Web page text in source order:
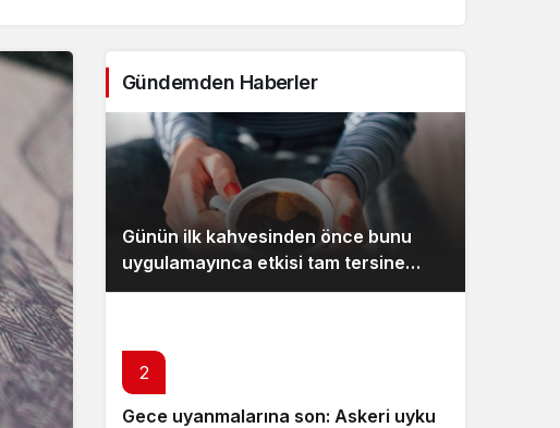
Gündemden Haberler
Günün ilk kahvesinden önce bunu
uygulamayınca etkisi tam tersine
dönüyor
2
Gece uyanmalarına son: Askeri uyku